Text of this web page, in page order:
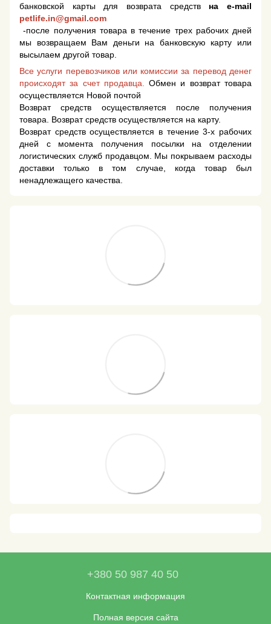
банковской карты для возврата средств на e-mail
petlife.in@gmail.com
-после получения товара в течение трех рабочих дней
мы возвращаем Вам деньги на банковскую карту или
высылаем другой товар.
Все услуги перевозчиков или комиссии за перевод денег
происходят за счет продавца.Обмен и возврат товара
осуществляется Новой почтой
Возврат средств осуществляется после получения
товара. Возврат средств осуществляется на карту.
Возврат средств осуществляется в течение 3-х рабочих
дней с момента получения посылки на отделении
логистических служб продавцом. Мы покрываем расходы
доставки только в том случае, когда товар был
ненадлежащего качества.
+380 50 987 40 50
Контактная информация
Полная версия сайта